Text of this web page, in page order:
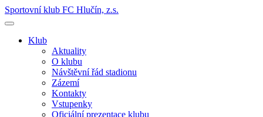
Sportovní klub FC Hlučín, z.s.
Klub
Aktuality
O klubu
Návštěvní řád stadionu
Zázemí
Kontakty
Vstupenky
Oficiální prezentace klubu